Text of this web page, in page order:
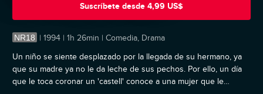
Suscríbete desde 4,99 US$
NR18 | 1994 | 1h 26min | Comedia, Drama
Un niño se siente desplazado por la llegada de su hermano, ya
que su madre ya no le da leche de sus pechos. Por ello, un día
que le toca coronar un 'castell' conoce a una mujer que le